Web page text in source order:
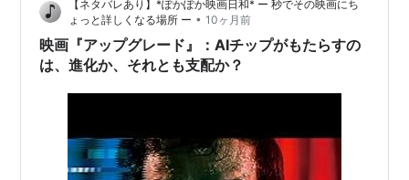
【ネタバレあり】*ぽかぽか映画日和* ー 秒でその映画にち
ょっと詳しくなる場所 ー • 10ヶ月前
映画『アップグレード』：AIチップがもたらすの
は、進化か、それとも支配か？